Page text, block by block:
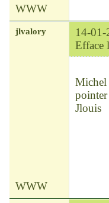
WWW
jlvalory 14-
Efface
Michel
pointer
Jlouis
WWW